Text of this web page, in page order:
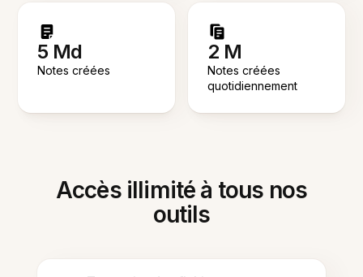
5 Md
Notes créées
2 M
Notes créées
quotidiennement
Accès illimité à tous nos
outils